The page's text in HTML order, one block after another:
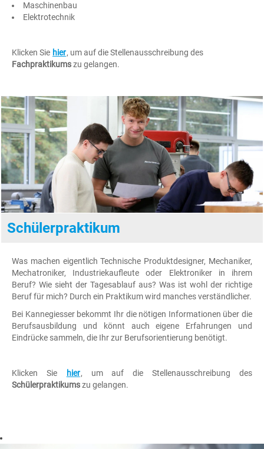
Maschinenbau
Elektrotechnik
Klicken Sie hier, um auf die Stellenausschreibung des
Fachpraktikumszu gelangen.
Schülerpraktikum
Was machen eigentlich Technische Produktdesigner, Mechaniker,
Mechatroniker, Industriekaufleute oder Elektroniker in ihrem
Beruf? Wie sieht der Tagesablauf aus? Was ist wohl der richtige
Beruf für mich? Durch ein Praktikum wird manches verständlicher.
Bei Kannegiesser bekommt Ihr die nötigen Informationen über die
Berufsausbildung und könnt auch eigene Erfahrungen und
Eindrücke sammeln, die Ihr zur Berufsorientierung benötigt.
Klicken Sie hier, um auf die Stellenausschreibung des
Schülerpraktikumszu gelangen.